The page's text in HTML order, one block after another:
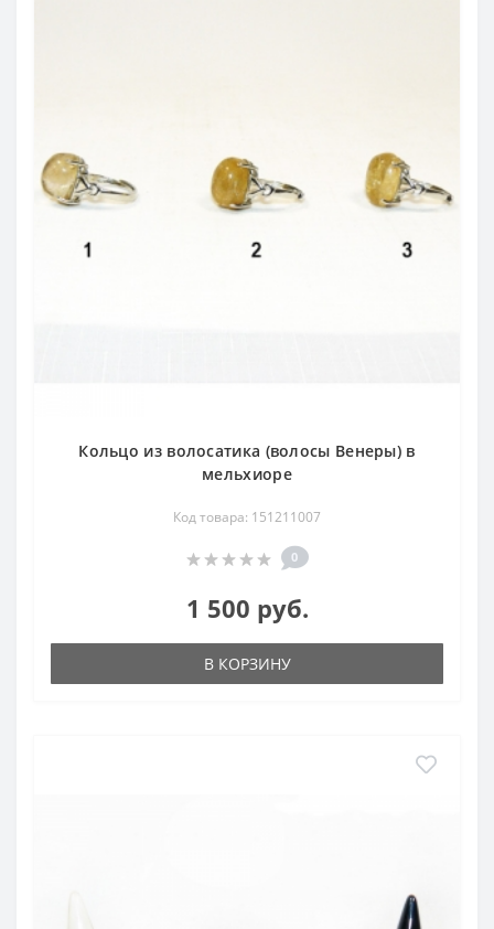
Кольцо из волосатика (волосы Венеры) в
мельхиоре
Код товара: 151211007
0
1 500 руб.
В КОРЗИНУ